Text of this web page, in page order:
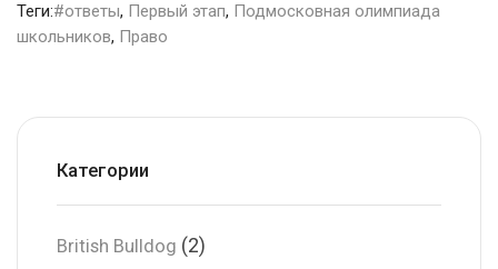
Теги:#ответы, Первый этап, Подмосковная олимпиада
школьников, Право
Категории
British Bulldog (2)